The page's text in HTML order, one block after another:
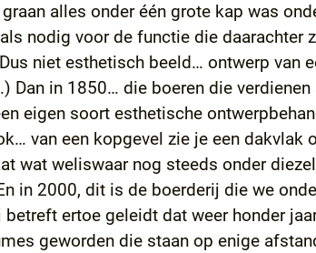
alles onder één grote kap was
nodig voor de functie die daarachter
niet esthetisch beeld… ontwerp van
in 1850… die boeren die
eigen soort esthetische
van een kopgevel zie je een dakvlak
wat weliswaar nog steeds onder
in 2000, dit is de boerderij die we
ertoe geleidt dat weer honder
geworden die staan op enige